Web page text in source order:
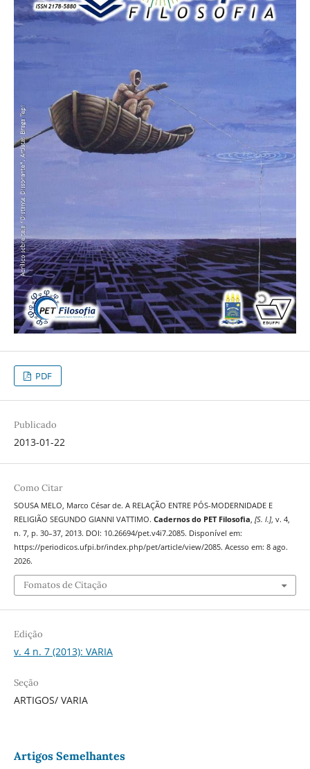
PDF
Publicado
2013-01-22
Como Citar
SOUSA MELO, Marco César de. A RELAÇÃO ENTRE PÓS-MODERNIDADE E
RELIGIÃO SEGUNDO GIANNI VATTIMO. Cadernos do PET Filosofia [S. l.], v. 4,
n. 7, p. 30–37, 2013. DOI: 10.26694/pet.v4i7.2085. Disponível em:
https://periodicos.ufpi.br/index.php/pet/article/view/2085. Acesso em: 8 ago.
2026.
Fomatos de Citação
Edição
v. 4 n. 7 (2013): VARIA
Seção
ARTIGOS/ VARIA
Artigos Semelhantes